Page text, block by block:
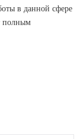
в данной сфере
полным